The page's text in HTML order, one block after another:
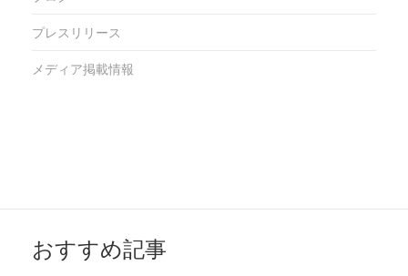
プレスリリース
メディア掲載情報
おすすめ記事